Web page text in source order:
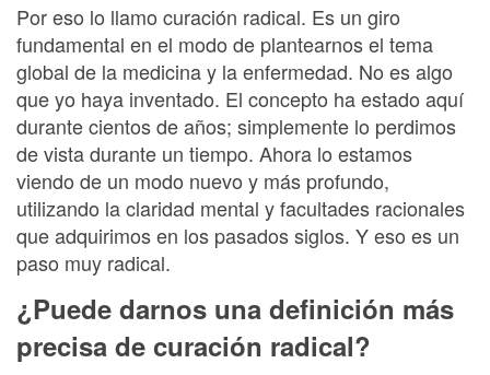
Por eso lo llamo curación radical. Es un giro
fundamental en el modo de plantearnos el tema
global de la medicina y la enfermedad. No es algo
que yo haya inventado. El concepto ha estado aquí
durante cientos de años; simplemente lo perdimos
de vista durante un tiempo. Ahora lo estamos
viendo de un modo nuevo y más profundo,
utilizando la claridad mental y facultades racionales
que adquirimos en los pasados siglos. Y eso es un
paso muy radical.
¿Puede darnos una definición más
precisa de curación radical?